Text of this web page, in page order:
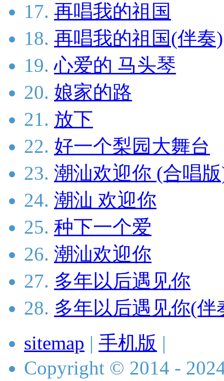
17. 再唱我的祖国
18. 再唱我的祖国(伴奏)
19. 心爱的 马头琴
20. 娘家的路
21. 放下
22. 好一个梨园大舞台
23. 潮汕欢迎你 (合唱
24. 潮汕 欢迎你
25. 种下一个爱
26. 潮汕欢迎你
27. 多年以后遇见你
28. 多年以后遇见你(伴
sitemap | 手机版 |
Copyright © 2014 -